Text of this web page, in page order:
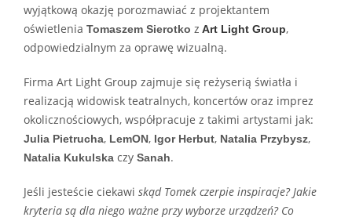
wyjątkową okazję porozmawiać z projektantem
oświetlenia Tomaszem Sierotko z Art Light Group,
odpowiedzialnym za oprawę wizualną.
Firma Art Light Group zajmuje się reżyserią światła i
realizacją widowisk teatralnych, koncertów oraz imprez
okolicznościowych, współpracuje z takimi artystami jak:
Julia Pietrucha, LemON, Igor Herbut, Natalia Przybysz,
Natalia Kukulska czy Sanah.
Jeśli jesteście ciekawi skąd Tomek czerpie inspiracje? Jakie
kryteria są dla niego ważne przy wyborze urządzeń? Co